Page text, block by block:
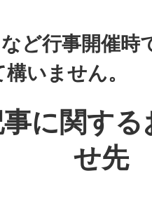
ど行事開催時
いません。
に関す
せ先